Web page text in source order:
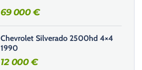
69 000€
Chevrolet Silverado 2500hd 4×4
1990
12 000€